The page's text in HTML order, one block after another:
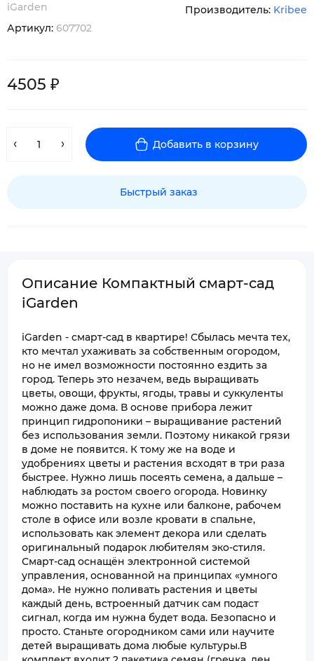
iGarden
Артикул: 607702
Производитель: Kribee
4505 ₽
Добавить в корзину
Быстрый заказ
Описание Компактный смарт-сад
iGarden
iGarden - смарт-сад в квартире! Сбылась мечта тех,
кто мечтал ухаживать за собственным огородом,
но не имел возможности постоянно ездить за
город. Теперь это незачем, ведь выращивать
цветы, овощи, фрукты, ягоды, травы и суккуленты
можно даже дома. В основе прибора лежит
принцип гидропоники – выращивание растений
без использования земли. Поэтому никакой грязи
в доме не появится. К тому же на воде и
удобрениях цветы и растения всходят в три раза
быстрее. Нужно лишь посеять семена, а дальше –
наблюдать за ростом своего огорода. Новинку
можно поставить на кухне или балконе, рабочем
столе в офисе или возле кровати в спальне,
использовать как элемент декора или сделать
оригинальный подарок любителям эко-стиля.
Смарт-сад оснащён электронной системой
управления, основанной на принципах «умного
дома». Не нужно поливать растения и цветы
каждый день, встроенный датчик сам подаст
сигнал, когда им нужна будет вода. Безопасно и
просто. Станьте огородником сами или научите
детей выращивать дома любые культуры.В